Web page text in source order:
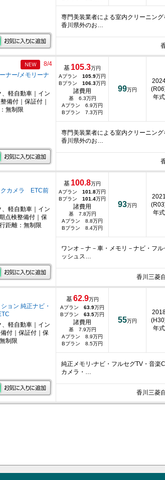
専門美装業者による室内クリーニン
香川県外のお…
ナー/メモリーナ
8/4
軽自動車｜イン
備付｜保証付｜
無制限
基 105.3万円
Aプラン 105.9万円
Bプラン 106.3万円
諸費用
基 6.3万円
Aプラン 6.9万円
Bプラン 7.3万円
99万円
年式
専門美装業者による室内クリーニン
香川県外のお…
カメラ ETC前
軽自動車｜イン
点検整備付｜保
距離：無制限
基 100.8万円
Aプラン 101.8万円
Bプラン 101.4万円
諸費用
基 7.8万円
Aプラン 8.8万円
Bプラン 8.4万円
93万円
2021
年式
ワンオ－ナ－車・メモリ－ナビ・フ
ッシュス…
香川三菱
ョン 純正ナビ・
軽自動車｜イン
付｜保証付｜保
制限
基62.9万円
Aプラン 63.9万円
Bプラン 63.5万円
諸費用
基 7.9万円
Aプラン 8.9万円
Bプラン 8.5万円
55万円
年式
純正メモリ-ナビ・フルセグTV・音楽
カメラ・…
香川三菱